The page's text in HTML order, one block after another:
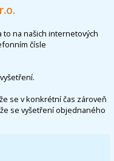
na našich internetových
čísle
se v konkrétní čas zároveň
se vyšetření objednaného